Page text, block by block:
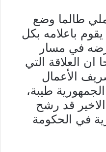
طالما وضع
باعلامه بكل
في مسار
العلاقة التي
الأعمال
طيبة،
قد رشح
في الحكومة